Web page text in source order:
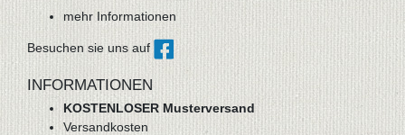
mehr Informationen
Besuchen sie uns auf
INFORMATIONEN
KOSTENLOSER Musterversand
Versandkosten